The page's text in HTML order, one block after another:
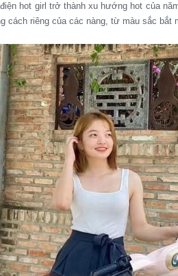
hot girl trở thành xu hướng hot của
cách riêng của các nàng, từ màu sắc bắt